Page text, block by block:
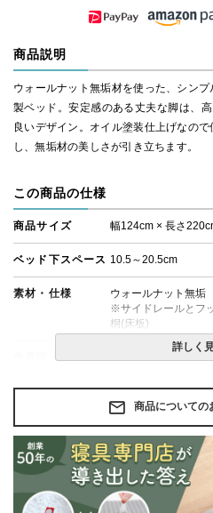
商品説明
ウォールナット無垢材を使った、シン
製ベッド。安定感のある丈夫な脚は、
良いデザイン。オイル塗装仕上げなの
し、無垢材の美しさが引き立ちます。
この商品の仕様
商品サイズ 幅124cm × 長さ
ベッド下スペース 10.5～20.5cm
素材・仕様
ウォールナット無垢
※サイドレールとフ
桐(床板)
日本
備考
・組立設置無料！
・この商品は組み立
・配送日指定OK！
※北海道・沖縄・離
が発生する場合がご
る場合があります。
詳しく
商品についての